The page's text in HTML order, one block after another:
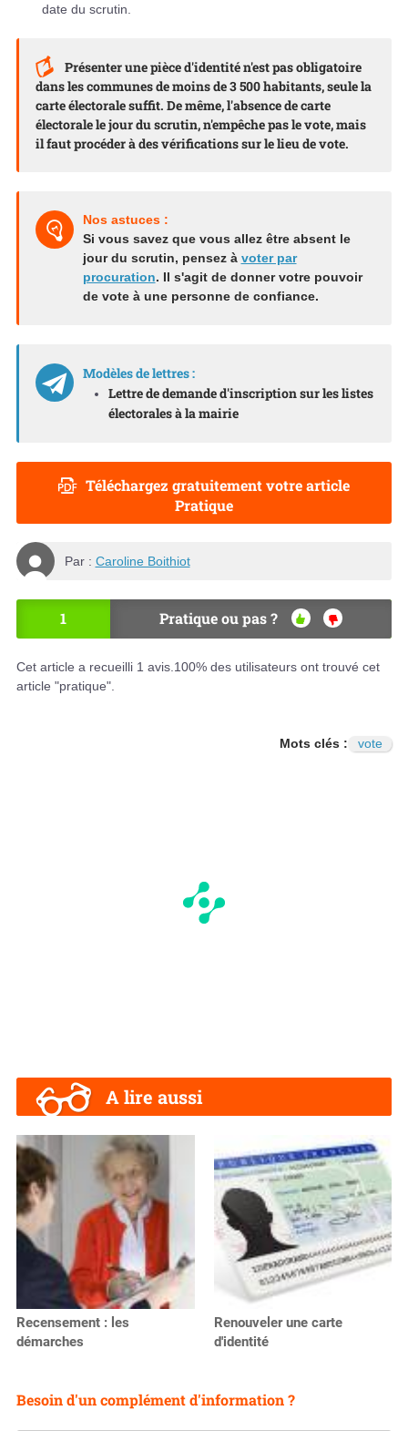
date du scrutin.
Présenter une pièce d'identité n'est pas obligatoire
dans les communes de moins de 3 500 habitants, seule la
carte électorale suffit. De même, l'absence de carte
électorale le jour du scrutin, n'empêche pas le vote, mais
il faut procéder à des vérifications sur le lieu de vote.
Nos astuces :
Si vous savez que vous allez être absent le
jour du scrutin, pensez à voter par
procuration. Il s'agit de donner votre pouvoir
de vote à une personne de confiance.
Modèles de lettres :
Lettre de demande d'inscription sur les listes
électorales à la mairie
Téléchargez gratuitement votre article
Pratique
Par : Caroline Boithiot
1 Pratique ou pas ?
OU
NO
N
Cet article a recueilli 1 avis. 100% des utilisateurs ont trouvé cet
article "pratique".
Mots clés : vote
A lire aussi
Recensement : les
démarches
Renouveler une carte
d'identité
Besoin d'un complément d'information ?